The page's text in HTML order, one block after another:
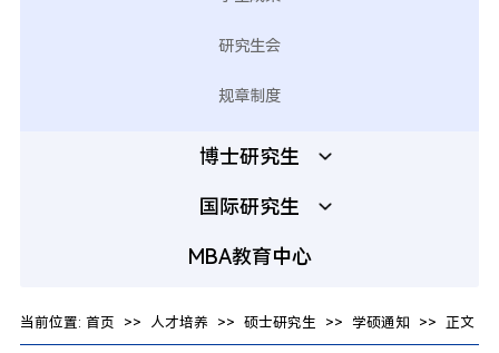
研究生会
规章制度
博士研究生
国际研究生
MBA教育中心
当前位置: 首页 >> 人才培养 >> 硕士研究生 >> 学硕通知 >> 正文